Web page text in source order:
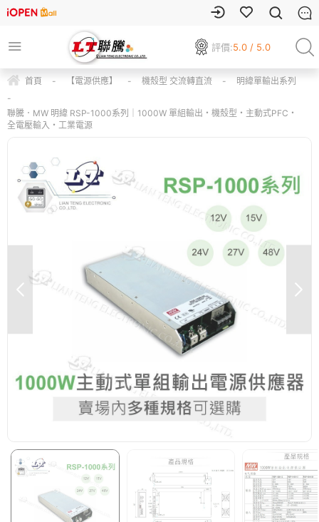
評價:5.0 / 5.0
首頁 - 【電源供應】 - 機殼型 交流轉直流 -
明緯單輸出系列
-
聯騰．MW 明緯 RSP-1000系列｜1000W 單組輸出・機殼型・主動式PFC・
全電壓輸入・工業電源